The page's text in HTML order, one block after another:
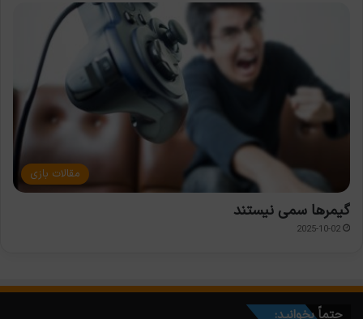
مقالات بازی
گیمرها سمی نیستند
2025-10-02
حتماً بخوانید: